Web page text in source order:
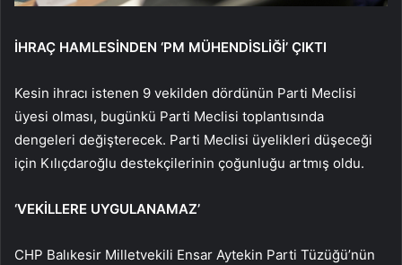
İHRAÇ HAMLESİNDEN ‘PM MÜHENDİSLİĞİ’ ÇIKTI
Kesin ihracı istenen 9 vekilden dördünün Parti Meclisi
üyesi olması, bugünkü Parti Meclisi toplantısında
dengeleri değişterecek. Parti Meclisi üyelikleri düşeceği
için Kılıçdaroğlu destekçilerinin çoğunluğu artmış oldu.
‘VEKİLLERE UYGULANAMAZ’
CHP Balıkesir Milletvekili Ensar Aytekin Parti Tüzüğü’nün